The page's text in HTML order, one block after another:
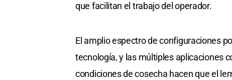
que facilitan el trabajo del operador.
El amplio espectro de configuraciones
tecnología, y las múltiples aplicaciones
condiciones de cosecha hacen que el